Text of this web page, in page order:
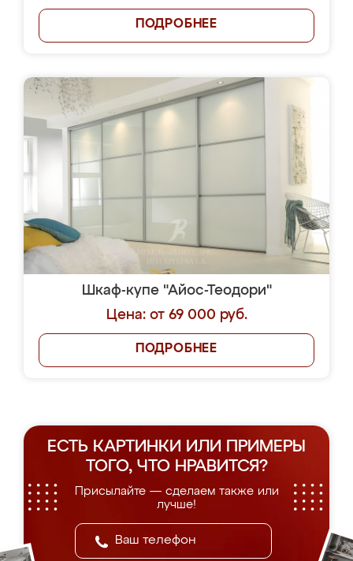
ПОДРОБНЕЕ
Шкаф-купе "Айос-Теодори"
Цена: от 69 000 руб.
ПОДРОБНЕЕ
ЕСТЬ КАРТИНКИ ИЛИ ПРИМЕРЫ
ТОГО, ЧТО НРАВИТСЯ?
Присылайте — сделаем также или
лучше!